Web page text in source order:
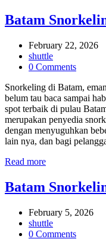
Batam
February 22, 2026
shuttle
0 Comments
Snorkeling di Batam,
belum tau baca sampai
spot terbaik di pulau
merupakan penyedia
dengan menyuguhkan
lain nya, dan bagi
Read more
Batam
February 5, 2026
shuttle
0 Comments